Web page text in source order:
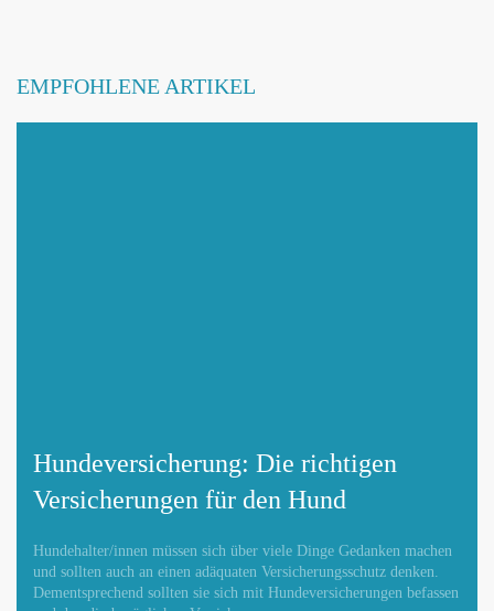
Mit Absenden der Daten akzeptiere ich die
EMPFOHLENE ARTIKEL
Hundeversicherung: Die richtigen
Versicherungen für den Hund
Hundehalter/innen müssen sich über viele Dinge Gedanken machen
und sollten auch an einen adäquaten Versicherungsschutz denken.
Dementsprechend sollten sie sich mit Hundeversicherungen befassen